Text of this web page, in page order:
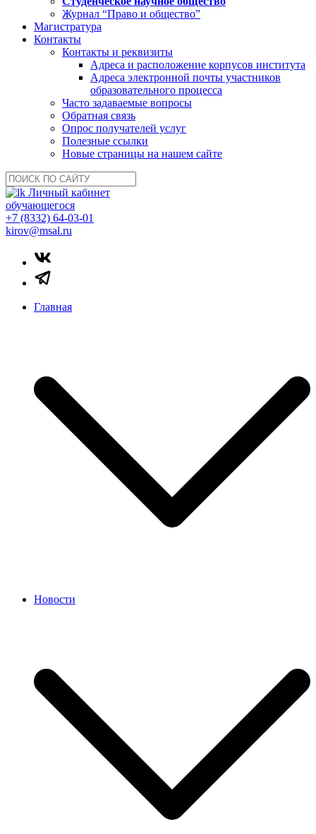
Журнал “Право и общество”
Магистратура
Контакты
Контакты и реквизиты
Адреса и расположение корпусов института
Адреса электронной почты участников
образовательного процесса
Часто задаваемые вопросы
Обратная связь
Опрос получателей услуг
Полезные ссылки
Новые страницы на нашем сайте
Личный кабинет
обучающегося
+7 (8332) 64-03-01
kirov@msal.ru
Главная
Новости